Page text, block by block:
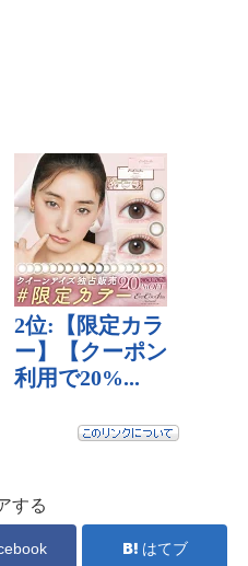
する
はてブ